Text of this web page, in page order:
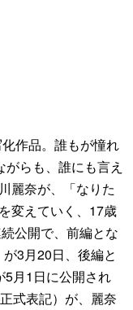
作品。誰もが憧れ
がらも、誰にも言え
麗奈が、「なりた
変えていく、17歳
公開で、前編とな
3月20日、後編と
5月1日に公開され
式表記）が、麗奈